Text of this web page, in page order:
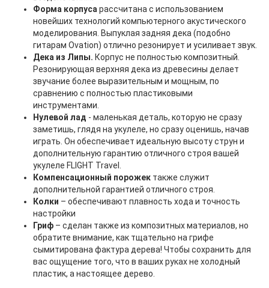
Форма корпусарассчитана с использованием
новейших технологий компьютерного акустического
моделирования. Выпуклая задняя дека (подобно
гитарам Ovation) отлично резонирует и усиливает звук.
Дека из Липы. Корпус не полностью композитный.
Резонирующая верхняя дека из древесины делает
звучание более выразительным и мощным, по
сравнению с полностью пластиковыми
инструментами.
Нулевой лад - маленькая деталь, которую не сразу
заметишь, глядя на укулеле, но сразу оценишь, начав
играть. Он обеспечивает идеальную высоту струн и
дополнительную гарантию отличного строя вашей
укулеле FLIGHT Travel.
Компенсационный порожек также служит
дополнительной гарантией отличного строя.
Колки – обеспечивают плавность хода и точность
настройки
Гриф – сделан также из композитных материалов, но
обратите внимание, как тщательно на грифе
сымитирована фактура дерева! Чтобы сохранить для
вас ощущение того, что в ваших руках не холодный
пластик, а настоящее дерево.